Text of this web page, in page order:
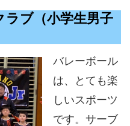
ラブ（小学生男子
バレーボール
は、とても楽
しいスポーツ
です。サーブ